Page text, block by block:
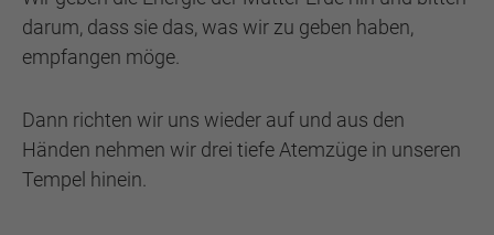
darum, dass sie das, was wir zu geben haben,
empfangen möge.
Dann richten wir uns wieder auf und aus den
Händen nehmen wir drei tiefe Atemzüge in unseren
Tempel hinein.